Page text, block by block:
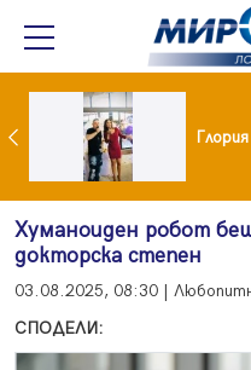
Мария и майка си построиха къща от 8000 стъклени бутилки
Хуманоиден робот
докторска степен
03.08.2025, 08:30 |
СПОДЕЛИ: